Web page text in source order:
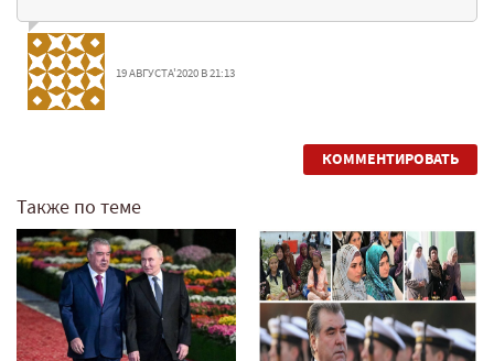
19 АВГУСТА'2020 В 21:13
КОММЕНТИРОВАТЬ
Также по теме